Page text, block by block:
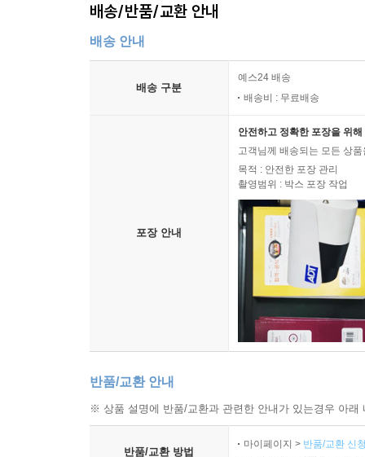
배송/반품/교환 안내
배송 안내
배송 구분
예스24 배송
배송비 : 무료배송
포장 안내
안전하고 정확한 포장을 위
고객님께 배송되는 모든 상
목적 : 안전한 포장 관리
촬영범위 : 박스 포장 작업
반품/교환 안내
※ 상품 설명에 반품/교환과 관련한 안내가 있는경우 아
반품/교환 방법
마이페이지 > 반품/교환 신